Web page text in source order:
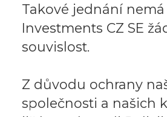
Takové jednání nemá
Investments CZ SE
souvislost.
Z důvodu ochrany
společnosti a našich